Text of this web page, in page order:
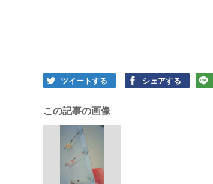
ツイートする シェアする
この記事の画像